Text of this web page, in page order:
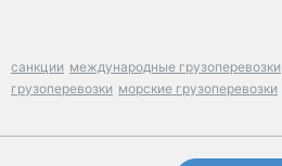
санкции международные грузоперевозки
грузоперевозки морские грузоперевозки